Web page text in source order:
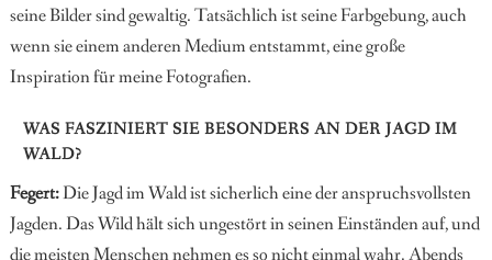
seine Bilder sind gewaltig. Tatsächlich ist seine Farbgebung, auch
wenn sie einem anderen Medium entstammt, eine große
Inspiration für meine Fotografien.
WAS FASZINIERT SIE BESONDERS AN DER JAGD IM
WALD?
Fegert:Die Jagd im Wald ist sicherlich eine der anspruchsvollsten
Jagden. Das Wild hält sich ungestört in seinen Einständen auf, und